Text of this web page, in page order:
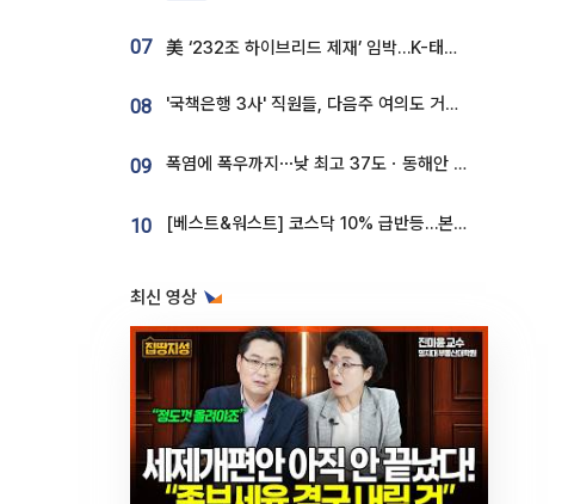
07 美 ‘232조 하이브리드 제재’ 임박…K-태양광, 불확실성 털고 날개 다나
08 '국책은행 3사' 직원들, 다음주 여의도 거리 나서는 까닭은
09 폭염에 폭우까지⋯낮 최고 37도ㆍ동해안 강한 비 [날씨]
10 [베스트&워스트] 코스닥 10% 급반등…본느, 최대주주 변경 기대에 270% 폭등
최신 영상